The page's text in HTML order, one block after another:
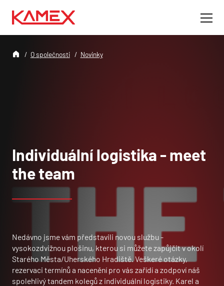
O společnosti Novinky
Individuální logistika - meet
the team
Nedávno jsme vám představili novou službu -
vysokozdvižnou plošinu, kterou si můžete zapůjčit v okolí
Starého Města/Uherského Hradiště. Veškeré otázky,
rezervaci termínů a nacenění pro vás zařídí a zodpoví náš
spolehlivý tandem kolegů z individuální logistiky. Karel a